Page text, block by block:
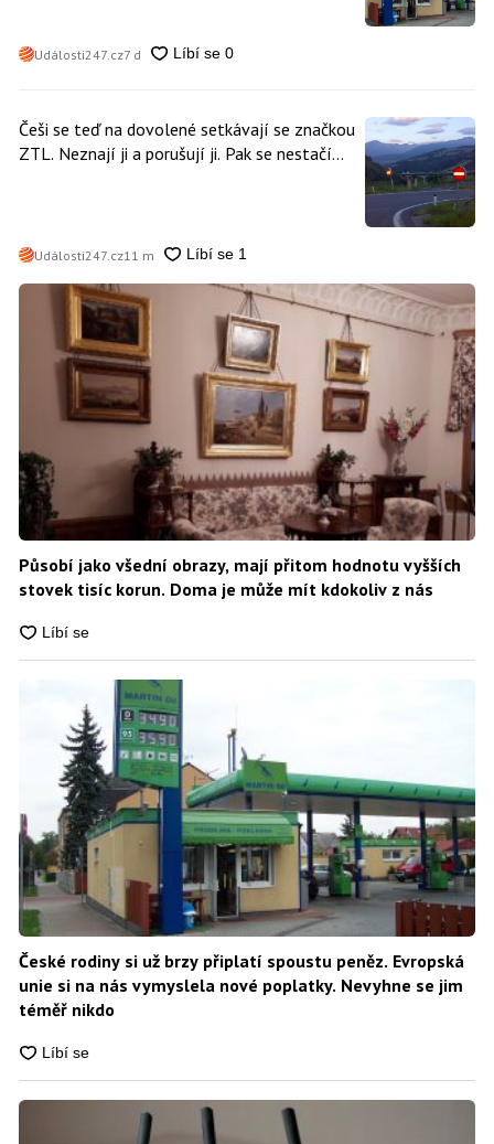
Události247.cz7 d
Češi se teď na dovolené setkávají se značkou
ZTL. Neznají ji a porušují ji. Pak se nestačí
Události247.cz11 m
Působí jako všední obrazy, mají přitom hodnotu vyšších
stovek tisíc korun. Doma je může mít kdokoliv z nás
České rodiny si už brzy připlatí spoustu peněz. Evropská
unie si na nás vymyslela nové poplatky. Nevyhne se jim
téměř nikdo